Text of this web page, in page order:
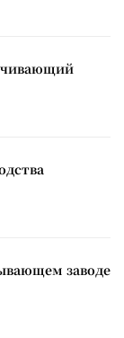
заводе